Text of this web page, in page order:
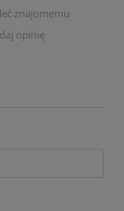
znajomemu
opinię